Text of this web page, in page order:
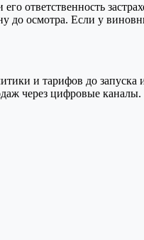
ответственность
до осмотра. Если у
и тарифов до
через цифровые каналы.